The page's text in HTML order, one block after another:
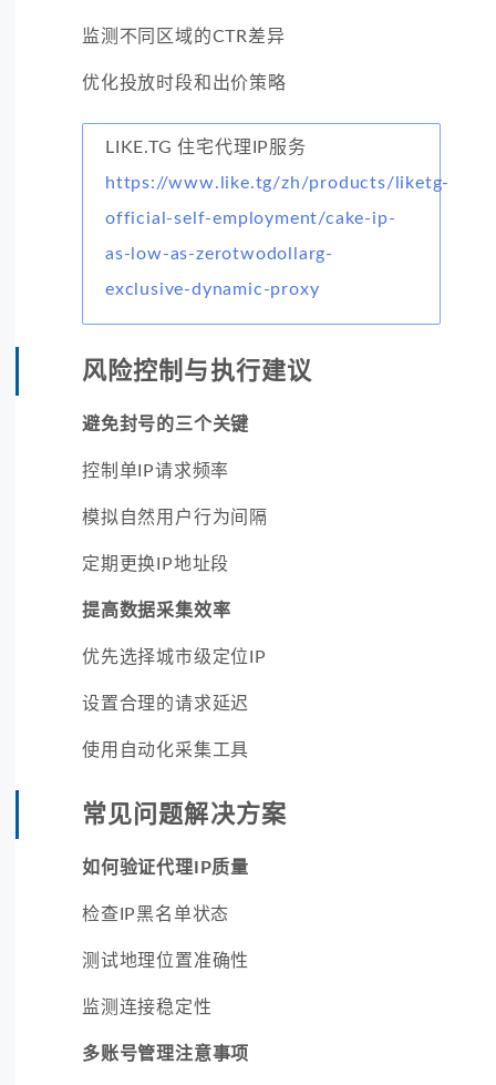
监测不同区域的CTR差异
优化投放时段和出价策略
LIKE.TG 住宅代理IP服务
https://www.like.tg/zh/products/liketg-
official-self-employment/cake-ip-
as-low-as-zerotwodollarg-
exclusive-dynamic-proxy
风险控制与执行建议
避免封号的三个关键
控制单IP请求频率
模拟自然用户行为间隔
定期更换IP地址段
提高数据采集效率
优先选择城市级定位IP
设置合理的请求延迟
使用自动化采集工具
常见问题解决方案
如何验证代理IP质量
检查IP黑名单状态
测试地理位置准确性
监测连接稳定性
多账号管理注意事项